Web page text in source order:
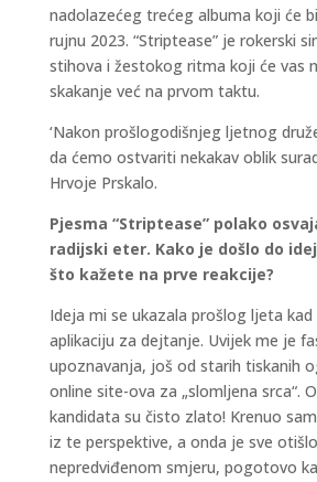
nadolazećeg trećeg albuma koji će
rujnu 2023. “Striptease” je rokerski
stihova i žestokog ritma koji će vas
skakanje već na prvom taktu.
‘Nakon prošlogodišnjeg ljetnog
da ćemo ostvariti nekakav oblik
Hrvoje Prskalo.
Pjesma “Striptease” polako
radijski eter. Kako je došlo do
što kažete na prve reakcije?
Ideja mi se ukazala prošlog ljeta
aplikaciju za dejtanje. Uvijek me je
upoznavanja, još od starih tiskanih
online site-ova za „slomljena srca“.
kandidata su čisto zlato! Krenuo
iz te perspektive, a onda je sve
nepredviđenom smjeru, pogotovo